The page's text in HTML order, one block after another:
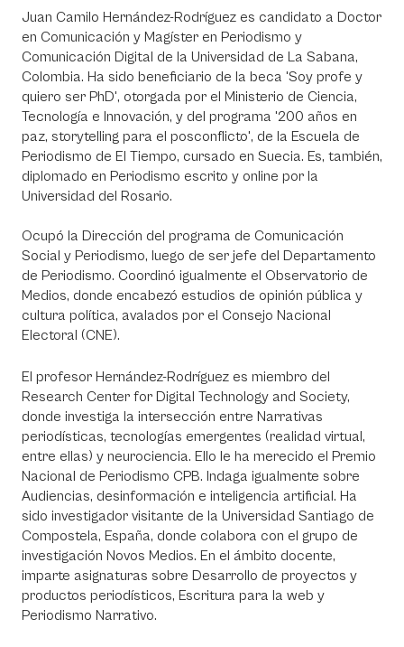
Juan Camilo Hernández-Rodríguez es candidato a Doctor
en Comunicación y Magíster en Periodismo y
Comunicación Digital de la Universidad de La Sabana,
Colombia. Ha sido beneficiario de la beca 'Soy profe y
quiero ser PhD', otorgada por el Ministerio de Ciencia,
Tecnología e Innovación, y del programa '200 años en
paz, storytelling para el posconflicto', de la Escuela de
Periodismo de El Tiempo, cursado en Suecia. Es, también,
diplomado en Periodismo escrito y online por la
Universidad del Rosario.
Ocupó la Dirección del programa de Comunicación
Social y Periodismo, luego de ser jefe del Departamento
de Periodismo. Coordinó igualmente el Observatorio de
Medios, donde encabezó estudios de opinión pública y
cultura política, avalados por el Consejo Nacional
Electoral (CNE).
El profesor Hernández-Rodríguez es miembro del
Research Center for Digital Technology and Society,
donde investiga la intersección entre Narrativas
periodísticas, tecnologías emergentes (realidad virtual,
entre ellas) y neurociencia. Ello le ha merecido el Premio
Nacional de Periodismo CPB. Indaga igualmente sobre
Audiencias, desinformación e inteligencia artificial. Ha
sido investigador visitante de la Universidad Santiago de
Compostela, España, donde colabora con el grupo de
investigación Novos Medios. En el ámbito docente,
imparte asignaturas sobre Desarrollo de proyectos y
productos periodísticos, Escritura para la web y
Periodismo Narrativo.